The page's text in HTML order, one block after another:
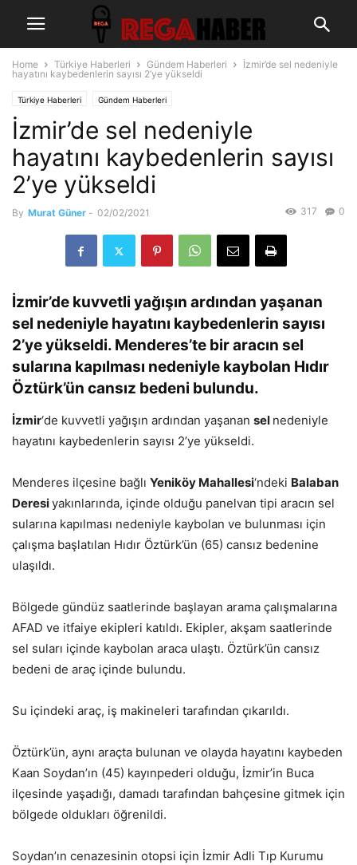
Home Türkiye Haberleri Gündem Haberleri
İzmir’de sel nedeniyle
hayatını kaybedenlerin sayısı 2’ye yükseldi
Türkiye Haberleri Gündem Haberleri
İzmir’de sel nedeniyle
hayatını kaybedenlerin sayısı
2’ye yükseldi
By Murat Güner - 02/02/2021 0
317
İzmir’de kuvvetli yağışın ardından yaşanan
sel nedeniyle hayatını kaybedenlerin sayısı
2’ye yükseldi. Menderes’te bir aracın sel
sularına kapılması nedeniyle kaybolan Hıdır
Öztürk’ün cansız bedeni bulundu.
İzmir‘de kuvvetli yağışın ardından yaşanan sel nedeniyle
hayatını kaybedenlerin sayısı 2’ye yükseldi.
Menderes ilçesine bağlı Yeniköy Mahallesi‘ndeki Balaban
Deresiyakınlarında, içinde olduğu panelvan tipi aracın sel
sularına kapılması nedeniyle kaybolan ve bulunması için
çalışma başlatılan Hıdır Öztürk’ün (65) cansız bedenine
ulaşıldı.
Bölgede gündüz saatlerinde başlayan arama çalışmalarına
AFAD ve itfaiye ekipleri katıldı. Ekipler, akşam saatlerinde
sel suları içinde kaybolan araca ulaştı. Öztürk’ün cansız
bedeni de araç içinde bulundu.
Su içindeki araç, iş makineleri tarafından çıkarıldı.
Öztürk’ün, aynı araçta bulunan ve olayda hayatını kaybeden
Kaan Soydan’ın (45) kayınpederi olduğu, İzmir’in Buca
ilçesinde yaşadığı, damadı tarafından bahçesine gitmek için
bölgede oldukları öğrenildi.
Soydan’ın cenazesinin otopsi için İzmir Adli Tıp Kurumu